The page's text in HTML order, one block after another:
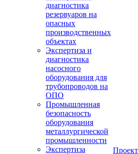
диагностика
резервуаров на
опасных
производственных
объектах
Экспертиза и
диагностика
насосного
оборудования для
трубопроводов на
ОПО
Промышленная
безопасность
оборудования
металлургической
промышленности
Экспертиза